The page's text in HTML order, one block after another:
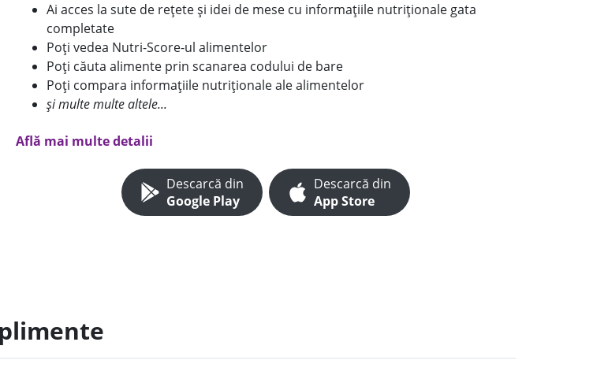
Ai acces la sute de rețete și idei de mese cu informațiile nutriționale gata
completate
Poți vedea Nutri-Score-ul alimentelor
Poți căuta alimente prin scanarea codului de bare
Poți compara informațiile nutriționale ale alimentelor
și multe multe altele...
Află mai multe detalii
Descarcă din
Google Play
Descarcă din
App Store